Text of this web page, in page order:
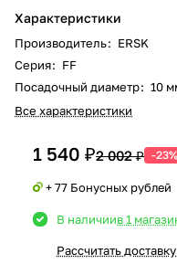
Характеристики
Производитель: ERSK
Серия: FF
Посадочный диаметр: 10
Все характеристики
1 540 ₽2 002 ₽ -23%
+ 77 Бонусных рублей
В наличиив 1
Рассчитать доставку